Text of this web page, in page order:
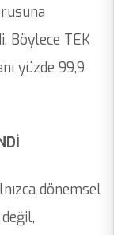
Böylece TEK
yüzde 99,9
dönemsel